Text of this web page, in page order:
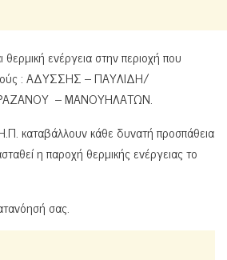
ενέργεια στην περιοχή που
οδούς : ΑΔΥΣΣΗΣ – ΠΑΥΛΙΔΗ/
– ΜΑΝΟΥΗΛΑΤΩΝ.
καταβάλλουν κάθε δυνατή προσπάθεια
η παροχή θερμικής ενέργειας το
σας.